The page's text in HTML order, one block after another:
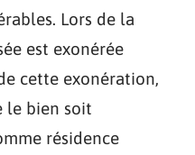
Lors de la
est exonérée
cette exonération,
le bien soit
résidence